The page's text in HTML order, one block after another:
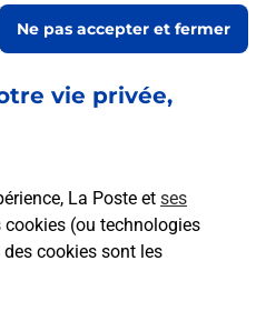
vie privée,
La Poste et ses
cookies (ou technologies
cookies sont les
Ne pas accepter et fermer
Samsung
pas cher proche
notre offre de